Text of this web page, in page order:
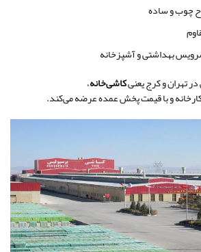
چوب و ساده
بهداشتی و آشپزخانه
تهران و کرج یعنیکاشی‌خانه،
و با قیمت پخش عمده عرضه می‌کند.